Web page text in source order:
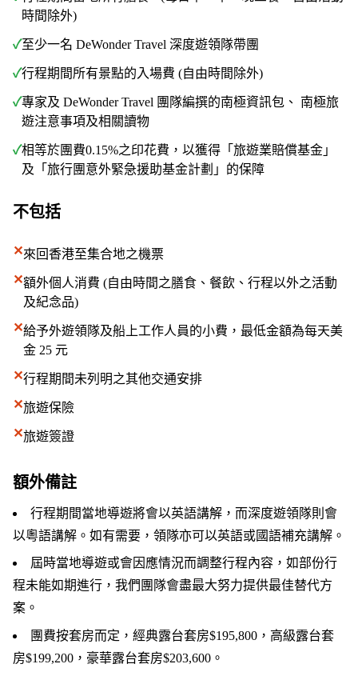
時間除外)
✓至少一名 DeWonder Travel 深度遊領隊帶團
✓行程期間所有景點的入場費 (自由時間除外)
✓專家及 DeWonder Travel 團隊編撰的南極資訊包、 南極旅
遊注意事項及相關讀物
✓相等於團費0.15%之印花費，以獲得「旅遊業賠償基金」
及「旅行團意外緊急援助基金計劃」的保障
不包括
✕來回香港至集合地之機票
✕額外個人消費 (自由時間之膳食、餐飲、行程以外之活動
及紀念品)
✕給予外遊領隊及船上工作人員的小費，最低金額為每天美
金 25 元
✕行程期間未列明之其他交通安排
✕旅遊保險
✕旅遊簽證
額外備註
行程期間當地導遊將會以英語講解，而深度遊領隊則會
以粵語講解。如有需要，領隊亦可以英語或國語補充講解。
屆時當地導遊或會因應情況而調整行程內容，如部份行
程未能如期進行，我們團隊會盡最大努力提供最佳替代方
案。
團費按套房而定，經典露台套房$195,800，高級露台套
房$199,200，豪華露台套房$203,600。